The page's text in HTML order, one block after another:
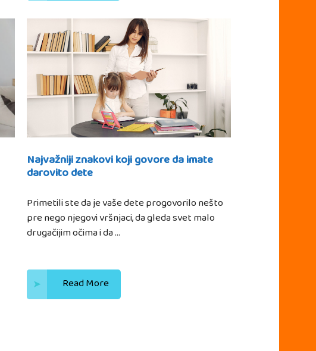
Najvažniji znakovi koji govore da imate
darovito dete
Primetili ste da je vaše dete progovorilo nešto
pre nego njegovi vršnjaci, da gleda svet malo
drugačijim očima i da …
Read More